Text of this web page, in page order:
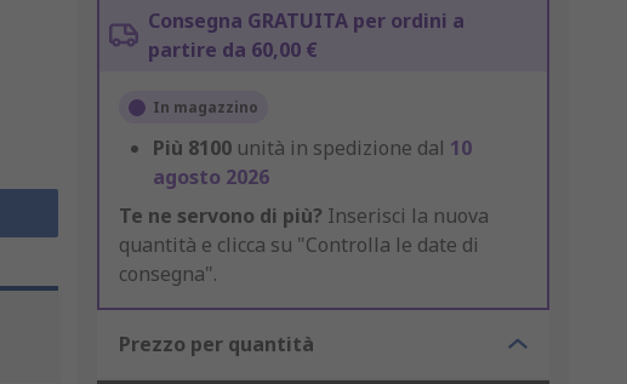
Consegna GRATUITA per ordini a
partire da 60,00 €
In magazzino
Più 8100 unità in spedizione dal 10
agosto 2026
Te ne servono di più? Inserisci la nuova
quantità e clicca su "Controlla le date di
consegna".
Prezzo per quantità